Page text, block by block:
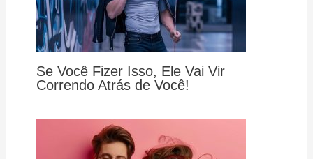
Se Você Fizer Isso, Ele Vai Vir
Correndo Atrás de Você!